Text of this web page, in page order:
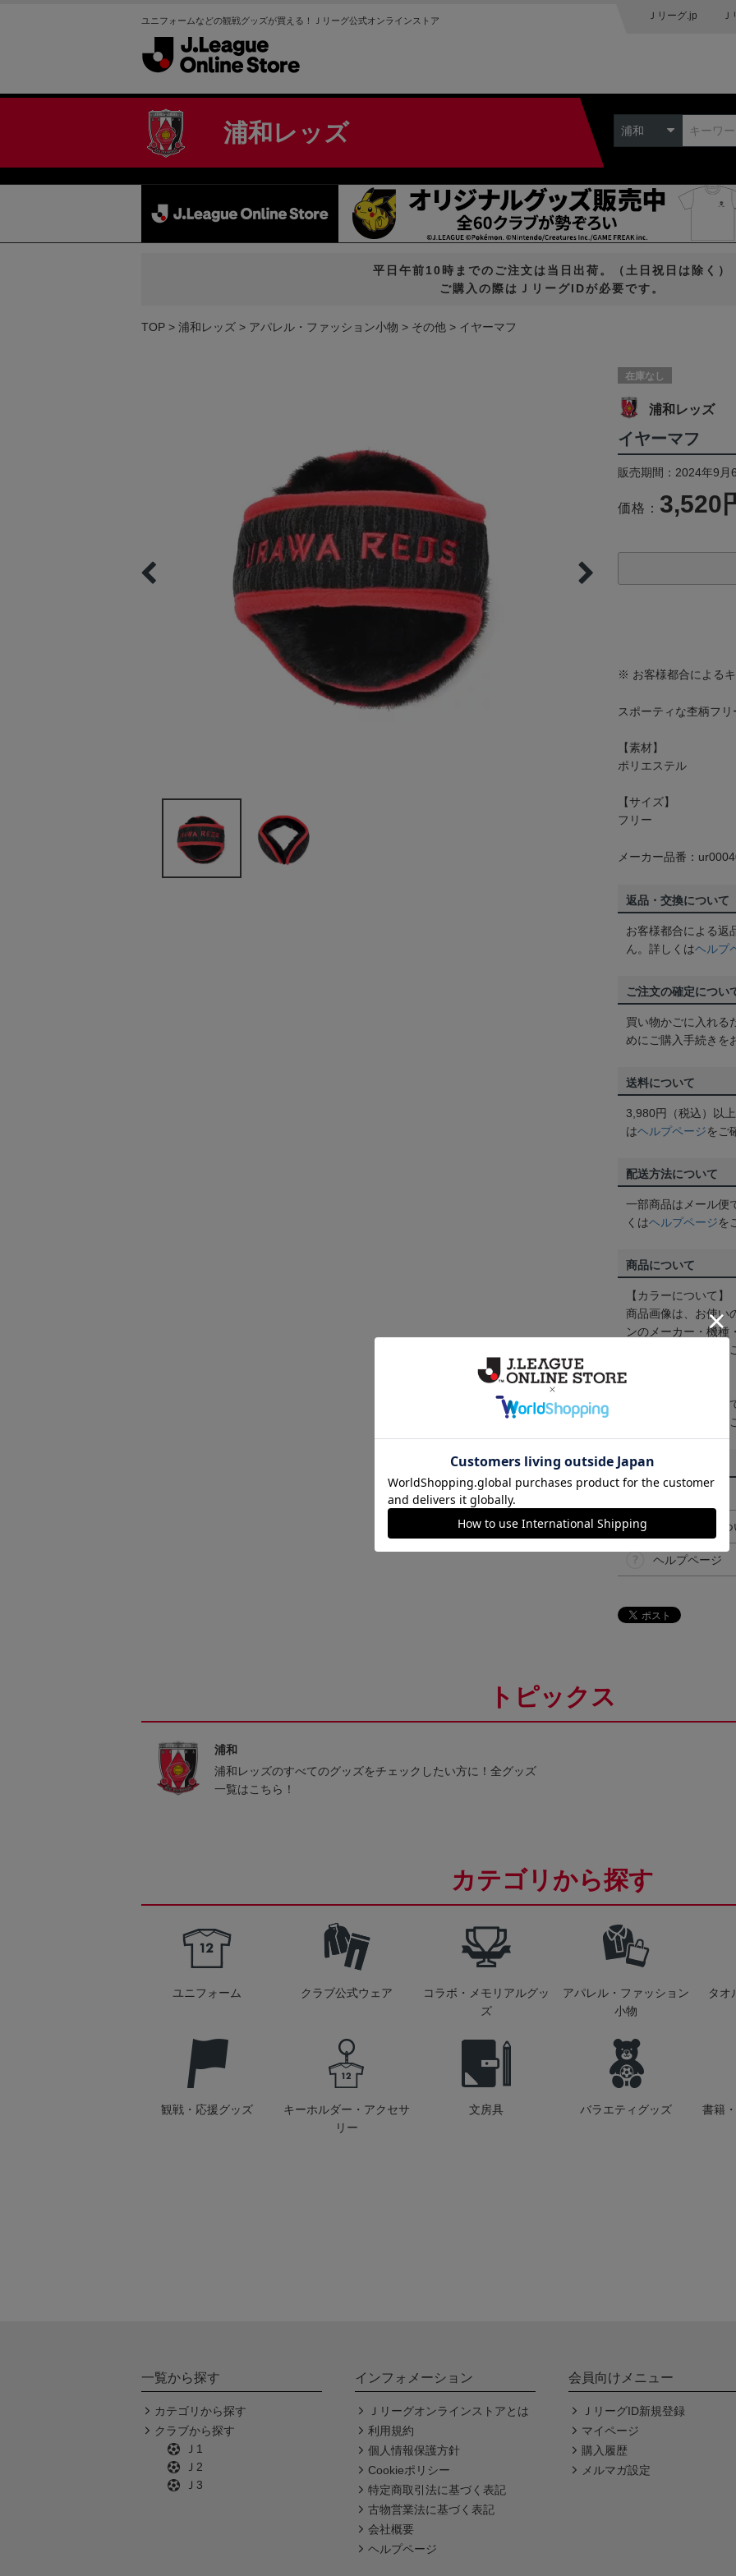
ユニフォームなどの観戦グッズが買える！Ｊリーグ公式オンラインストア Ｊリーグ.jp
浦和レッズ 浦和
平日午前10時までのご注文は当日出荷。（土日祝日は除く）
ご購入の際はＪリーグIDが必要です。
TOP 浦和レッズ アパレル・ファッション小物 その他 イヤーマフ
在庫なし
浦和レッズ
イヤーマフ
販売期間：2024年9
価格： 3,520
※ お客様都合による
スポーティな杢柄フ
【素材】
ポリエステル
【サイズ】
フリー
メーカー品番：
返品・交換について
お客様都合による返
ん。詳しくはヘルプ
ご注文の確定につい
買い物かごに入れる
めにご購入手続きを
送料について
3,980円（税込）以
はヘルプページをご
配送方法について
一部商品はメール便
くはヘルプページを
商品について
【カラーについて】
商品画像は、お使い
ンのメーカー・機種
なって見える場合
【仕様について】
取り扱い商品によ
予告なく変更にな
その他
ギフト対応に
ヘルプページ
トピックス
浦和
浦和レッズのすべてのグッズをチェックしたい方に！全グッズ
一覧はこちら！
カテゴリから探す
ユニフォーム クラブ公式ウェア
コラボ・メモリアルグッ
ズ
アパレル・ファッション
小物
タオ
観戦・応援グッズ
キーホルダー・アクセサ
リー
文房具 バラエティグッズ 書籍
一覧から探す
カテゴリから探す
クラブから探す
Ｊ1
Ｊ2
Ｊ3
インフォメーション
Ｊリーグオンラインストアとは
利用規約
個人情報保護方針
Cookieポリシー
特定商取引法に基づく表記
古物営業法に基づく表記
会社概要
ヘルプページ
会員向けメニュー
ＪリーグID新規登録
マイページ
購入履歴
メルマガ設定